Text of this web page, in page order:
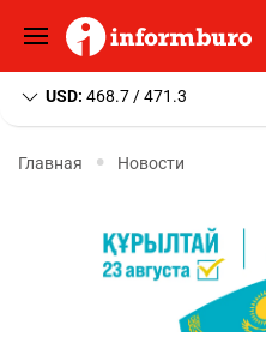
USD: 468.7 / 471.3
Главная Новости